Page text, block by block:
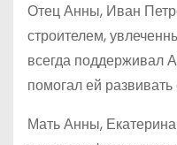
Отец Анны, Иван
строителем,
всегда поддерживал
помогал ей
Мать Анны,